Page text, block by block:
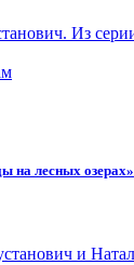
на лесных озерах»
₽.